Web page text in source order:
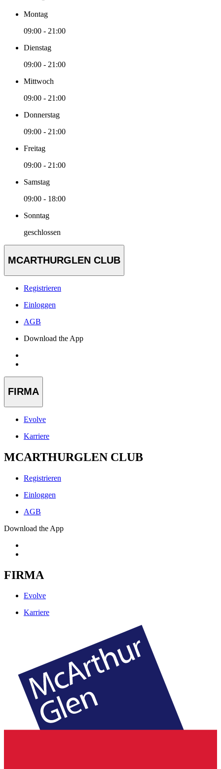
Montag
09:00 - 21:00
Dienstag
09:00 - 21:00
Mittwoch
09:00 - 21:00
Donnerstag
09:00 - 21:00
Freitag
09:00 - 21:00
Samstag
09:00 - 18:00
Sonntag
geschlossen
MCARTHURGLEN CLUB
Registrieren
Einloggen
AGB
Download the App
FIRMA
Evolve
Karriere
MCARTHURGLEN CLUB
Registrieren
Einloggen
AGB
Download the App
FIRMA
Evolve
Karriere